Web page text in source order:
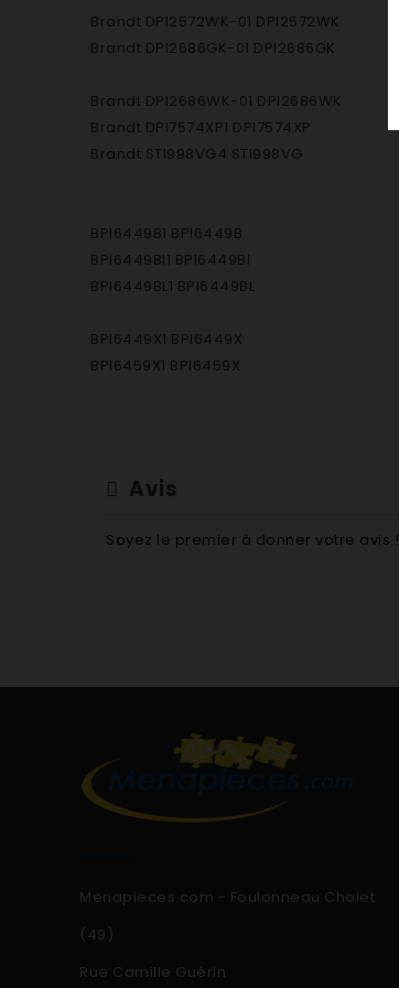
Brandt DPI2572WK-01 DPI2572WK
Brandt DPI2686GK-01 DPI2686GK
Brandt DPI2686WK-01 DPI2686WK
Brandt DPI7574XP1 DPI7574XP
Brandt STI998VG4 STI998VG
BPI6449B1 BPI6449B
BPI6449BI1 BPI6449BI
BPI6449BL1 BPI6449BL
BPI6449X1 BPI6449X
BPI6459X1 BPI6459X
SPI4462B2 SPI4462B
Avis
Soyez le premier à donner votre avis !
Menapieces.com - Foulonneau Cholet
(49)
Rue Camille Guérin